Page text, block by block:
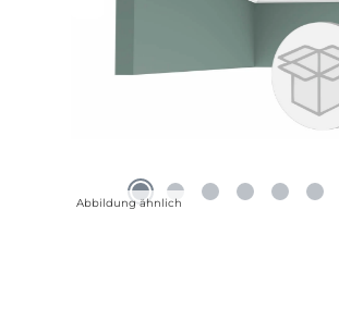
Abbildung ähnlich